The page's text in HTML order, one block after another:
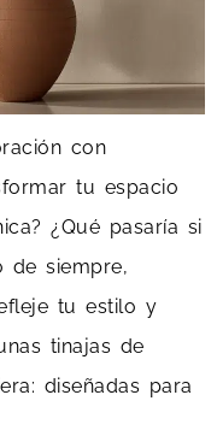
con
tu espacio
¿Qué pasaría si
de siempre,
tu estilo y
tinajas de
diseñadas para